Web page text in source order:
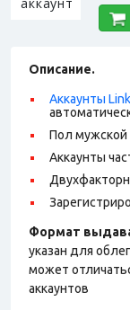
Описание.
Аккаунты
Пол мужской
Аккаунты
Формат
указан для
может
аккаунтов